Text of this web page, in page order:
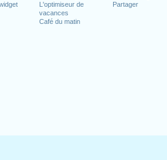
L'optimiseur de
vacances
Café du matin
Partager